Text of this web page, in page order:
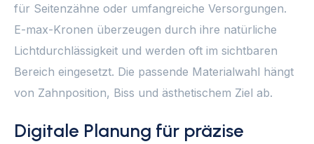
für Seitenzähne oder umfangreiche Versorgungen.
E-max-Kronen überzeugen durch ihre natürliche
Lichtdurchlässigkeit und werden oft im sichtbaren
Bereich eingesetzt. Die passende Materialwahl hängt
von Zahnposition, Biss und ästhetischem Ziel ab.
Digitale Planung für präzise